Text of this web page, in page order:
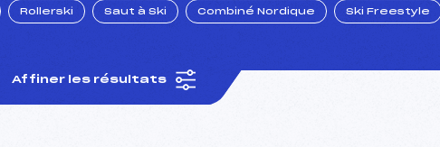
Rollerski Saut à Ski Combiné Nordique Ski Freestyle
Affiner les résultats